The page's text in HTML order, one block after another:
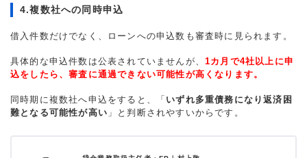
4.複数社への同時申込
借入件数だけでなく、ローンへの申込数も審査時に見られます。
具体的な申込件数は公表されていませんが、 1カ月で4社以上に申
込をしたら、審査に通過できない可能性が高くなります。
同時期に複数社へ申込をすると、「 いずれ多重債務になり返済困
難となる可能性が高い 」と判断されやすいからです。